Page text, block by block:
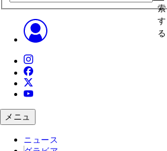
索
す
る
メニュ
ニュース